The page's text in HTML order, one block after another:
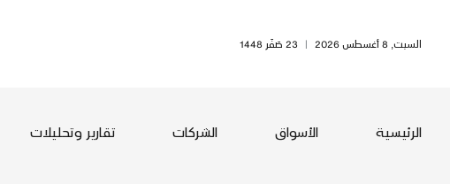
السبت, 8 أغسطس 2026 | 23 صَفَر 1448
الرئيسية الأسواق الشركات تقارير وتحليلات